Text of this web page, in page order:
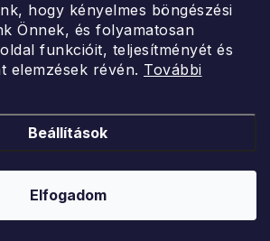
hogy kényelmes böngészési
Önnek, és folyamatosan
funkcióit, teljesítményét és
elemzések révén. További
Beállítások
Elfogadom
feltételei
. Minden jog fenntartva.